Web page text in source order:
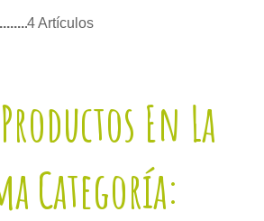
4 Artículos
En La
Categoría: